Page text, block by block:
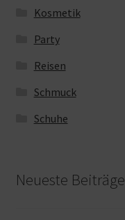
Kosmetik
Party
Reisen
Schmuck
Schuhe
Neueste Beiträge